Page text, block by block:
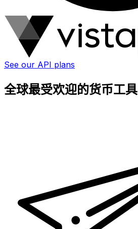
See our API plans
全球最受欢迎的货币工具